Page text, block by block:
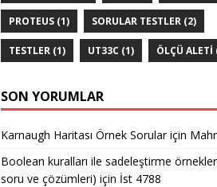
PROTEUS(1) SORULAR TESTLER(2)
TESTLER(1) UT33C (1) ÖLÇÜ ALETI
SON YORUMLAR
Karnaugh Haritası Örnek Sorulariçin
Boolean kuralları ile sadeleştirme
soru ve çözümleri) için İst 4788